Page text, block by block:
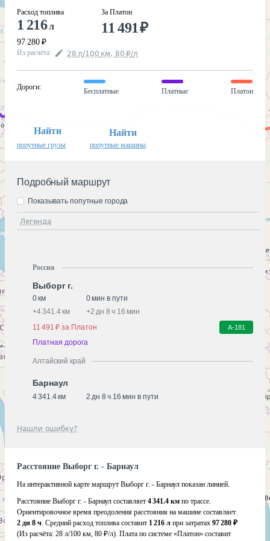
Расход топлива
1 216л
97 280 ₽
За Платон
11 491₽
Из расчёта: 28 л/100 км, 80 ₽/л
Дороги:
Бесплатные Платные Платон
Найти
попутные грузы
Найти
попутные машины
Подробный маршрут
Легенда
Показывать попутные города
Россия
Выборг г.
0 км
0 мин в пути
+4 341.4 км +2 дн 8 ч 16 мин
11 491 ₽ за Платон
А-181
Платная дорога
Алтайский край
Барнаул
4 341.4 км 2 дн 8 ч 16 мин в пути
Нашли ошибку?
Расстояние Выборг г. - Барнаул
На интерактивной карте маршрут Выборг г. - Барнаул показан линией.
Расстояние Выборг г. - Барнаул составляет 4 341.4 км по трассе.
Ориентировочное время преодоления расстояния на машине составляет
2 дн 8 ч. Средний расход топлива составит 1 216 л при затратах 97 280 ₽
(Из расчёта: 28 л/100 км, 80 ₽/л). Плата по системе «Платон» составит